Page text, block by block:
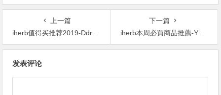
上一篇
iherb值得买推荐2019-Ddrops 婴儿液体维生素D3滴剂 400IU 2.5ml $15.03 原价$17.58 15% OFF
下一篇
iherb本周必買商品推薦-Youtheory, Collagen 特價$566 Youtheory, Collagen 特價$566
发表评论